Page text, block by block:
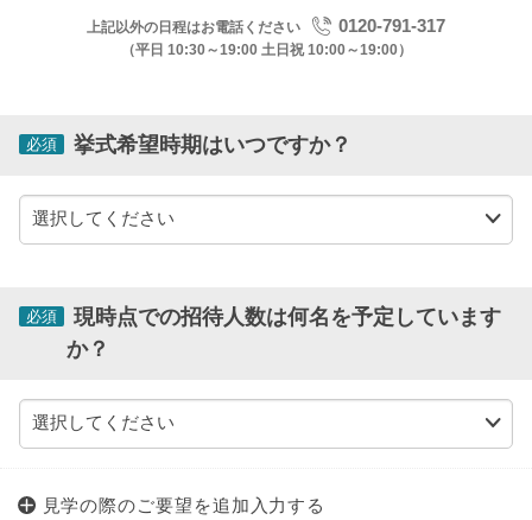
上記以外の日程はお電話ください 0120-791-317
（平日 10:30～19:00 土日祝 10:00～19:00）
必須 挙式希望時期はいつですか？
必須
現時点での招待人数は何名を予定しています
か？
見学の際のご要望を追加入力する